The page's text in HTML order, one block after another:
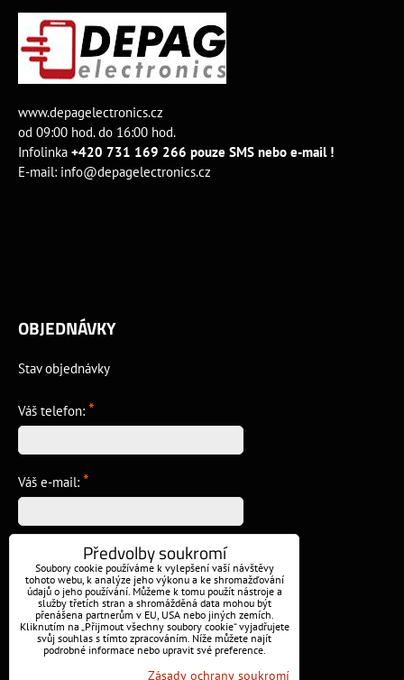
www.depagelectronics.cz
od 09:00 hod. do 16:00 hod.
Infolinka +420 731 169 266 pouze SMS nebo e-mail !
E-mail: info@depagelectronics.cz
OBJEDNÁVKY
Stav objednávky
Váš telefon: *
Váš e-mail: *
Předvolby soukromí
Soubory cookie používáme k vylepšení vaší návštěvy
tohoto webu, k analýze jeho výkonu a ke shromažďování
údajů o jeho používání. Můžeme k tomu použít nástroje a
služby třetích stran a shromážděná data mohou být
přenášena partnerům v EU, USA nebo jiných zemích.
Kliknutím na „Přijmout všechny soubory cookie“ vyjadřujete
svůj souhlas s tímto zpracováním. Níže můžete najít
podrobné informace nebo upravit své preference.
Zásady ochrany soukromí